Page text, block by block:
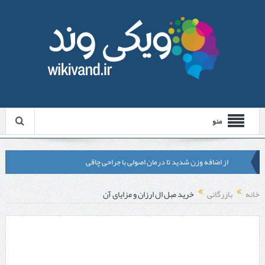
منو
از اضافه وزن شدید تا درمان اصولی با جراحی چاقی
لیزر موهای زائد شاتی یا رولی؟ مقایسه لیزرهای واقعی با شبه‌ لیزر در
مشهد
خانه بازرگانی خرید مبل ال ارزان و مزایای آن